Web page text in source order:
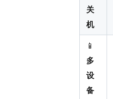
关
机
📱
多
设
备